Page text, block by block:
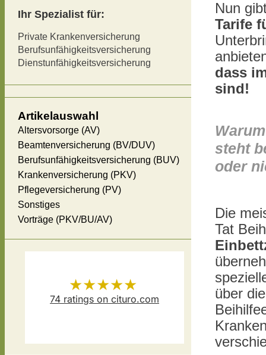
Nun
Tarife
dass
sind!
steht
oder
Die
Tat
über
Ihr Spezialist für:
Private Krankenversicherung
Berufsunfähigkeitsversicherung
Dienstunfähigkeitsversicherung
Artikelauswahl
Altersvorsorge (AV)
Beamtenversicherung (BV/DUV)
Berufsunfähigkeitsversicherung (BUV)
Krankenversicherung (PKV)
Pflegeversicherung (PV)
Sonstiges
Vorträge (PKV/BU/AV)
Schösserhas
★★★★★
74 ratings on cituro.com